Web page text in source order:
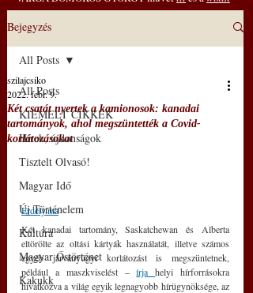
Bejegyzés
All Posts
KIEMELT CIKKEK
Hírek, újdonságok
Tisztelt Olvasó!
Magyar Idő
Új Történelem
Kultúra
Magyar Őstörténet
Kakukk
All Posts
Két csatát nyertek a kamionosok: kanadai
tartományok, ahol megszüntették a Covid-
korlátozásokat
szilajcsiko
2022. febr. 9.
Erdély.ma
Két kanadai tartomány, Saskatchewan és Alberta
eltörölte az oltási kártyák használatát, illetve számos
egyéb járványügyi korlátozást is megszüntetnek,
például a maszkviselést – írja helyi hírforrásokra
hivatkozva a világ egyik legnagyobb hírügynöksége, az